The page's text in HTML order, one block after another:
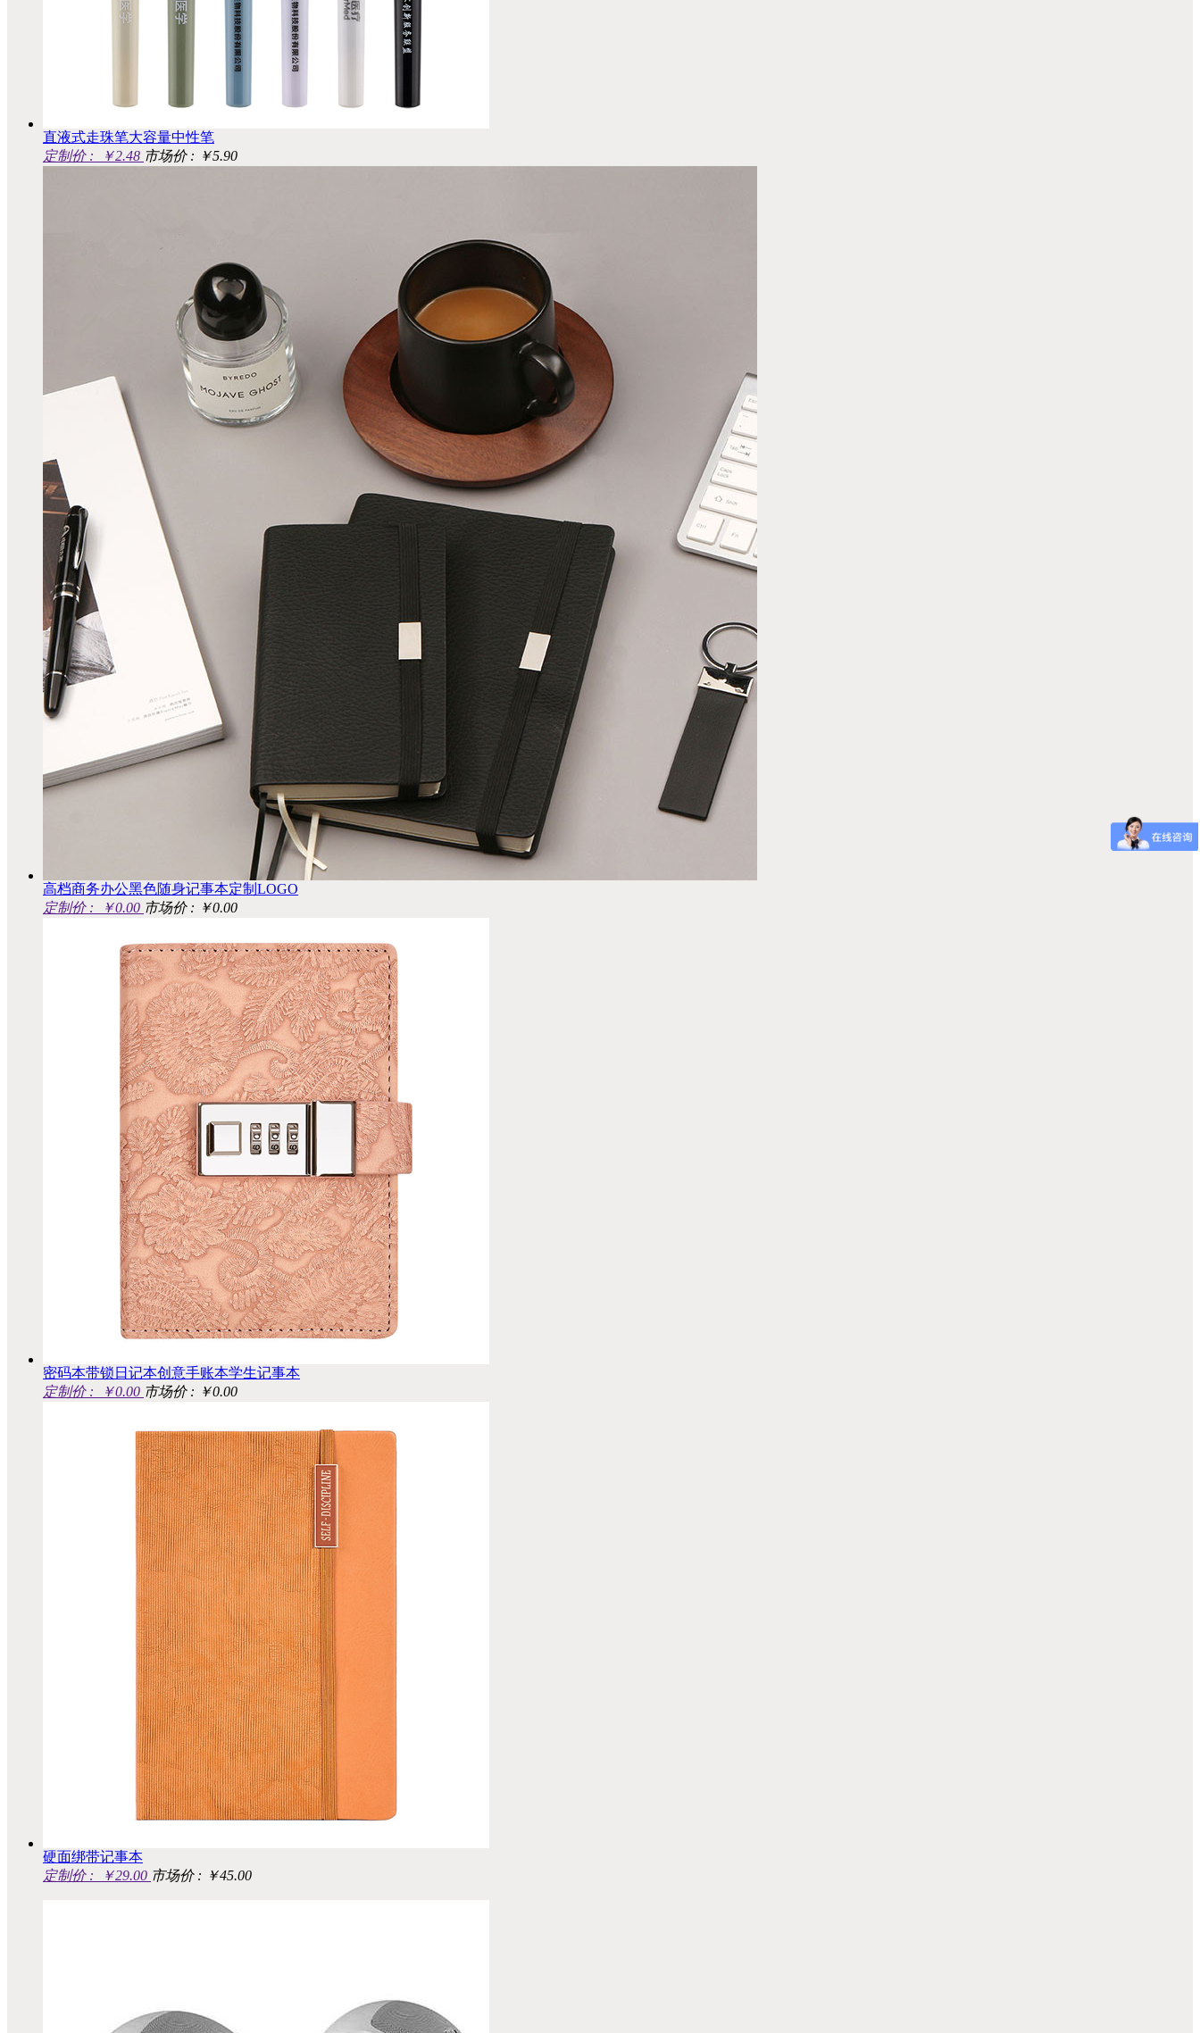
直液式走珠笔大容量中性笔
定制价 :
￥2.48 市场价 : ￥5.90
高档商务办公黑色随身记事本定制LOGO
定制价 :
￥0.00 市场价 : ￥0.00
密码本带锁日记本创意手账本学生记事本
定制价 :
￥0.00 市场价 : ￥0.00
硬面绑带记事本
定制价 :
￥29.00 市场价 : ￥45.00